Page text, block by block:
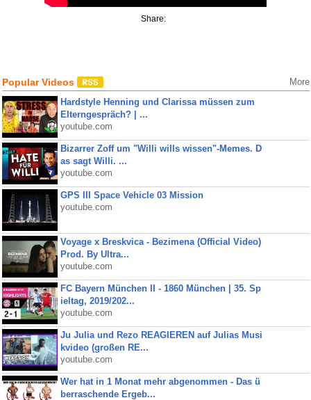
Share:
Popular Videos More
Hardstyle Henning und Clarissa müssen zum
Elterngespräch? | ...
youtube.com
Bizarrer Zoff um "Willi wills wissen"-Memes. D
as sagt Willi. ...
youtube.com
GPS III Space Vehicle 03 Mission
youtube.com
Voyage x Breskvica - Bezimena (Official Video)
Prod. By Ultra...
youtube.com
FC Bayern München II - 1860 München | 35. Sp
ieltag, 2019/202...
youtube.com
Ju Julia und Rezo REAGIEREN auf Julias Musi
kvideo (großen RE...
youtube.com
Wer hat in 1 Monat mehr abgenommen - Das ü
berraschende Ergeb...